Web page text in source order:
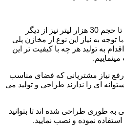
تولید مخازن پلی اتیلن مکعبی تا حجم 30 هزار لیتر نیز از دیگر
توجه به نیاز این نوع از مخازن پلی
به تولید هر چه با کیفیت تر این
نیاز مشتریانی که فضای مناسب
ای را ندارند طراحی و تولید می
به طوری طراحی شده اند تا بتوانید
استفاده نموده و نصب نمایید.